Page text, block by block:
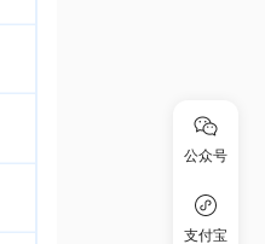
公众号
支付宝